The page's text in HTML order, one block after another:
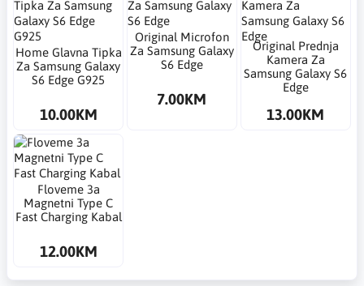
Home Glavna Tipka
Za Samsung Galaxy
S6 Edge G925
10.00KM
Original Microfon
Za Samsung Galaxy
S6 Edge
7.00KM
Original Prednja
Kamera Za
Samsung Galaxy S6
Edge
13.00KM
Floveme 3a
Magnetni Type C
Fast Charging Kabal
12.00KM